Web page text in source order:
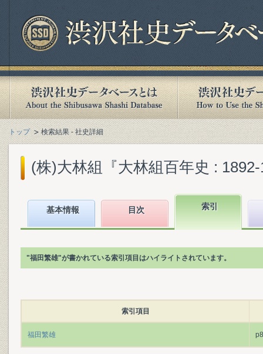
トップ 検索結果 - 社史詳細
(株)大林組『大林組百年史 :
基本情報 目次 索引
"福田繁雄"が書かれている索引項目はハイライトされています。
索引項目
福田繁雄